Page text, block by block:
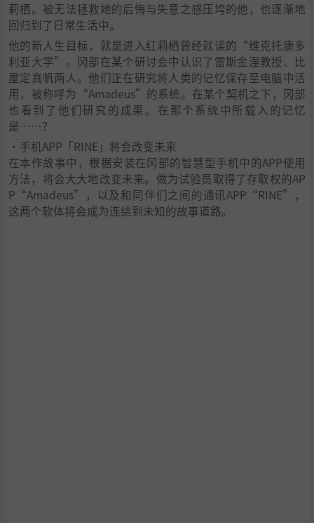
莉栖。被无法拯救她的后悔与失意之感压垮的他，也逐渐地
回归到了日常生活中。
他的新人生目标，就是进入红莉栖曾经就读的“维克托康多
利亚大学”。冈部在某个研讨会中认识了雷斯金涅教授、比
屋定真帆两人。他们正在研究将人类的记忆保存至电脑中活
用，被称呼为“Amadeus”的系统。在某个契机之下，冈部
也看到了他们研究的成果。在那个系统中所载入的记忆
是……？
・手机APP「RINE」将会改变未来
在本作故事中，根据安装在冈部的智慧型手机中的APP使用
方法，将会大大地改变未来。做为试验员取得了存取权的AP
P“Amadeus”，以及和同伴们之间的通讯APP“RINE”，
这两个软体将会成为连结到未知的故事道路。